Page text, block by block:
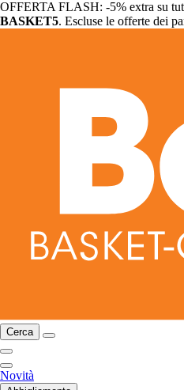
OFFERTA FLASH: -5% extra su
BASKET5. Escluse le offerte dei
Cerca
Novità